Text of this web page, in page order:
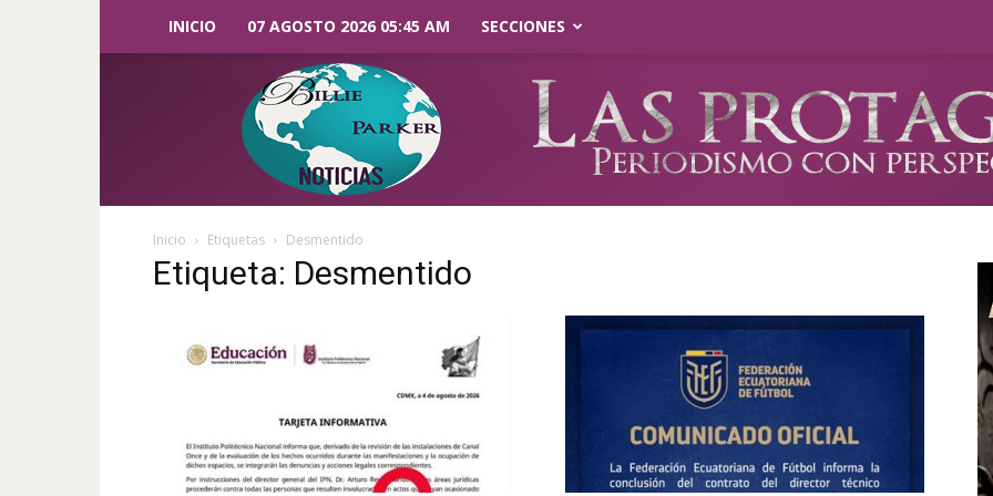
INICIO 07 AGOSTO 2026 05:45 AM SECCIONES
Parker
Noticias
Inicio Etiquetas Desmentido
Etiqueta: Desmentido